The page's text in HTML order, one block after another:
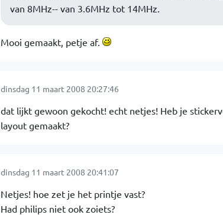
van 8MHz-- van 3.6MHz tot 14MHz.
Mooi gemaakt, petje af.
dinsdag 11 maart 2008 20:27:46
dat lijkt gewoon gekocht! echt netjes! Heb je
layout gemaakt?
dinsdag 11 maart 2008 20:41:07
Netjes! hoe zet je het printje vast?
Had philips niet ook zoiets?